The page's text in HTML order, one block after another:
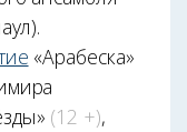
«Арабеска»
(12 +),